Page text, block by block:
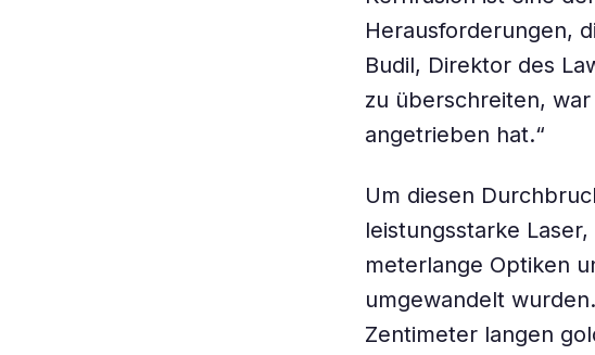
Herausforderungen,
Budil, Direktor des
zu überschreiten,
angetrieben hat.“
Um diesen
leistungsstarke
meterlange Optiken
umgewandelt
Zentimeter langen